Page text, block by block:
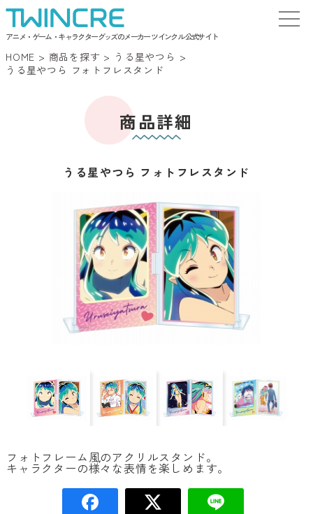
アニメ・ゲーム・キャラクターグッズのメーカー ツインクル 公式サイト
HOME > 商品を探す > うる星やつら >
うる星やつら フォトフレスタンド
商品詳細
うる星やつら フォトフレスタンド
フォトフレーム風のアクリルスタンド。
キャラクターの様々な表情を楽しめます。